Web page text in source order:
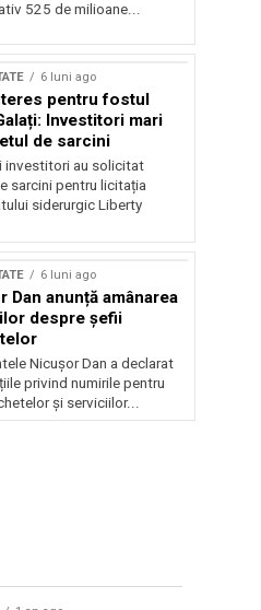
525 de milioane...
6 luni ago
pentru fostul
Investitori mari
de sarcini
investitori au solicitat
sarcini pentru licitația
siderurgic Liberty
6 luni ago
Dan anunță amânarea
despre șefii
Nicușor Dan a declarat
privind numirile pentru
și serviciilor...